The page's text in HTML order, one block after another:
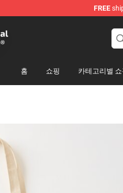
FREE
홈 쇼핑 카테고리별 쇼